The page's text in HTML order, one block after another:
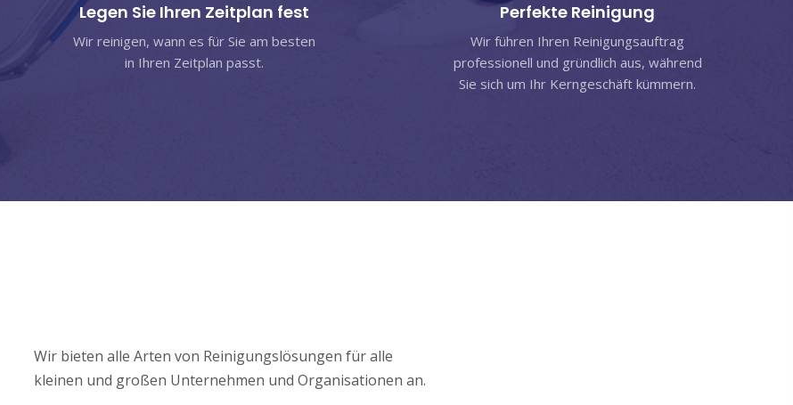
Legen Sie Ihren Zeitplan fest
Wir reinigen, wann es für Sie am besten
in Ihren Zeitplan passt.
Perfekte Reinigung
Wir führen Ihren Reinigungsauftrag
professionell und gründlich aus, während
Sie sich um Ihr Kerngeschäft kümmern.
Wir bieten alle Arten von Reinigungslösungen für alle
kleinen und großen Unternehmen und Organisationen an.